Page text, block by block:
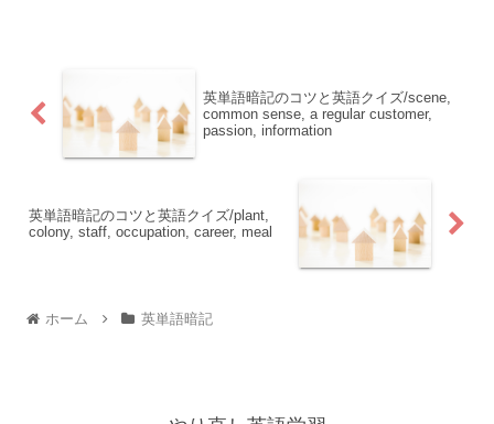
英単語暗記のコツと英語クイズ/scene,
common sense, a regular customer,
passion, information
英単語暗記のコツと英語クイズ/plant,
colony, staff, occupation, career, meal
ホーム 英単語暗記